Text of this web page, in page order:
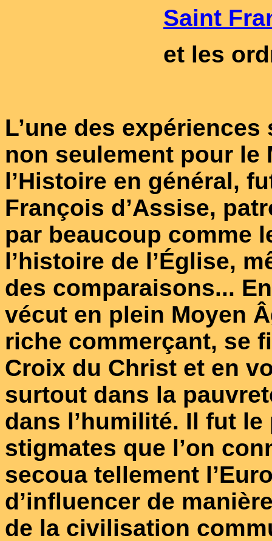
Saint
et les
L’une des
non seulement pour le
l’Histoire en général,
François d’Assise,
par beaucoup comme
l’histoire de l’Église,
des comparaisons...
vécut en plein Moyen
riche commerçant, se
Croix du Christ et en
surtout dans la
dans l’humilité. Il fut
stigmates que l’on
secoua tellement
d’influencer de
de la civilisation